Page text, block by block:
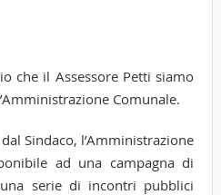
che il Assessore Petti siamo
Comunale.
Sindaco, l’Amministrazione
ad una campagna di
serie di incontri pubblici